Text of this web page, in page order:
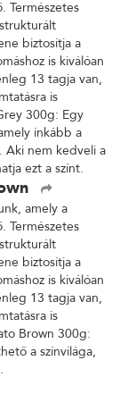
Természetes
biztosítja a
is kiválóan
13 tagja van,
is
300g: Egy
inkább a
Aki nem kedveli a
ezt a színt.
amely a
Természetes
biztosítja a
is kiválóan
13 tagja van,
is
Brown 300g:
a színvilága,